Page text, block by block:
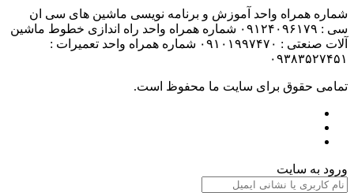
شماره همراه واحد آموزش و برنامه نویسی ماشین های سی ان
سی : ۰۹۱۲۴۰۹۶۱۷۹ شماره همراه واحد راه اندازی خطوط ماشین
آلات صنعتی : ۰۹۱۰۱۹۹۷۴۷۰ شماره همراه واحد تعمیرات :
۰۹۳۸۳۵۲۷۴۵۱
تمامی حقوق برای سایت ما محفوظ است.
ورود به سایت